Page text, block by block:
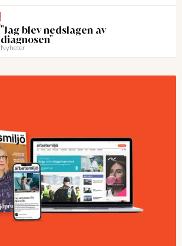
"Jag blev nedslagen av
diagnosen"
Nyheter